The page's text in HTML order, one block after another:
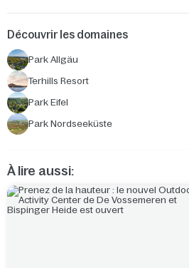
Découvrir les domaines
Park Allgäu
Terhills Resort
Park Eifel
Park Nordseeküste
À lire aussi: